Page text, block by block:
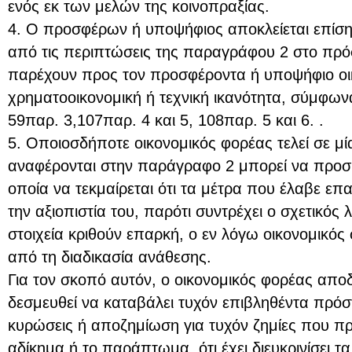
ενός εκ των μελών της κοινοπραξίας.
4. Ο προσφέρων ή υποψήφιος αποκλείεται
από τις περιπτώσεις της παραγράφου 2 στο
παρέχουν προς τον προσφέροντα ή υποψήφιο
χρηματοοικονομική ή τεχνική ικανότητα,
59παρ. 3,107παρ. 4 και 5, 108παρ. 5 και 6. .
5. Οποιοσδήποτε οικονομικός φορέας τελεί σε
αναφέρονται στην παράγραφο 2 μπορεί να
οποία να τεκμαίρεται ότι τα μέτρα που έλαβε
την αξιοπιστία του, παρότι συντρέχει ο
στοιχεία κριθούν επαρκή, ο εν λόγω οικονομικός
από τη διαδικασία ανάθεσης.
Για τον σκοπό αυτόν, ο οικονομικός φορέας
δεσμευθεί να καταβάλει τυχόν επιβληθέντα
κυρώσεις ή αποζημίωση για τυχόν ζημίες που
αδίκημα ή το παράπτωμα, ότι έχει διευκρινίσει